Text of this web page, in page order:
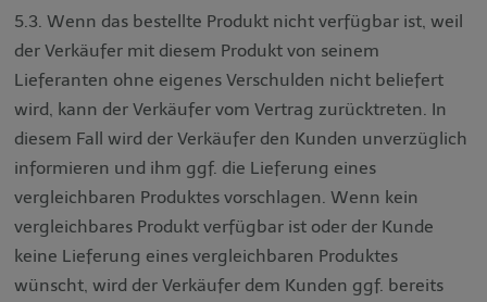
5.3. Wenn das bestellte Produkt nicht verfügbar ist, weil
der Verkäufer mit diesem Produkt von seinem
Lieferanten ohne eigenes Verschulden nicht beliefert
wird, kann der Verkäufer vom Vertrag zurücktreten. In
diesem Fall wird der Verkäufer den Kunden unverzüglich
informieren und ihm ggf. die Lieferung eines
vergleichbaren Produktes vorschlagen. Wenn kein
vergleichbares Produkt verfügbar ist oder der Kunde
keine Lieferung eines vergleichbaren Produktes
wünscht, wird der Verkäufer dem Kunden ggf. bereits